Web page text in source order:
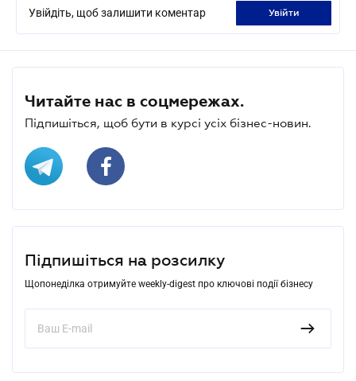
Увійдіть, щоб залишити коментар увійти
Читайте нас в соцмережах.
Підпишіться, щоб бути в курсі усіх бізнес-новин.
Підпишіться на розсилку
Щопонеділка отримуйте weekly-digest про ключові події бізнесу